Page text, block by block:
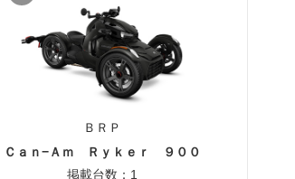
ＢＲＰ
Ｃａｎ−Ａｍ Ｒｙｋｅｒ ９００
掲載台数：1